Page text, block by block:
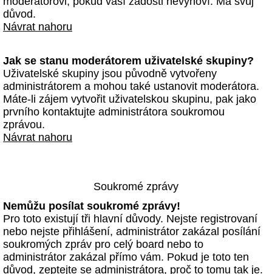
důvod.
Návrat nahoru
Jak se stanu moderátorem uživatelské skupiny?
Uživatelské skupiny jsou původně vytvořeny
administrátorem a mohou také ustanovit moderátora.
Máte-li zájem vytvořit uživatelskou skupinu, pak jako
prvního kontaktujte administrátora soukromou
zprávou.
Návrat nahoru
Soukromé zprávy
Nemůžu posílat soukromé zprávy!
Pro toto existují tři hlavní důvody. Nejste registrovaní
nebo nejste přihlášení, administrátor zakázal posílání
soukromých zpráv pro celý board nebo to
administrátor zakázal přímo vám. Pokud je toto ten
důvod, zeptejte se administrátora, proč to tomu tak je.